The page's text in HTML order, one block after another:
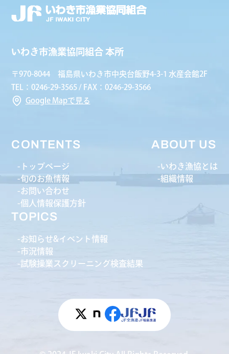
いわき市漁業協同組合 本所
〒970-8044 福島県いわき市中央台飯野4-3-1 水産会館2F
TEL：0246-29-3565 / FAX：0246-29-3566
Google Mapで見る
CONTENTS
トップページ
旬のお魚情報
お問い合わせ
個人情報保護方針
ABOUT US
いわき漁協とは
組織情報
TOPICS
お知らせ&イベント情報
市況情報
試験操業スクリーニング検査結果